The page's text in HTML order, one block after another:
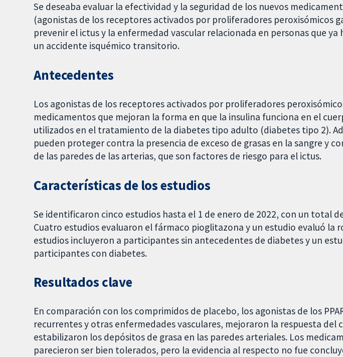
Se deseaba evaluar la efectividad y la seguridad de los nuevos
(agonistas de los receptores activados por proliferadores peroxisómicos
prevenir el ictus y la enfermedad vascular relacionada en personas que ya
un accidente isquémico transitorio.
Antecedentes
Los agonistas de los receptores activados por proliferadores
medicamentos que mejoran la forma en que la insulina funciona en el
utilizados en el tratamiento de la diabetes tipo adulto (diabetes tipo 2).
pueden proteger contra la presencia de exceso de grasas en la sangre y
de las paredes de las arterias, que son factores de riesgo para el ictus.
Características de los estudios
Se identificaron cinco estudios hasta el 1 de enero de 2022, con un total
Cuatro estudios evaluaron el fármaco pioglitazona y un estudio evaluó la
estudios incluyeron a participantes sin antecedentes de diabetes y un
participantes con diabetes.
Resultados clave
En comparación con los comprimidos de placebo, los agonistas de los
recurrentes y otras enfermedades vasculares, mejoraron la respuesta del
estabilizaron los depósitos de grasa en las paredes arteriales. Los
parecieron ser bien tolerados, pero la evidencia al respecto no fue